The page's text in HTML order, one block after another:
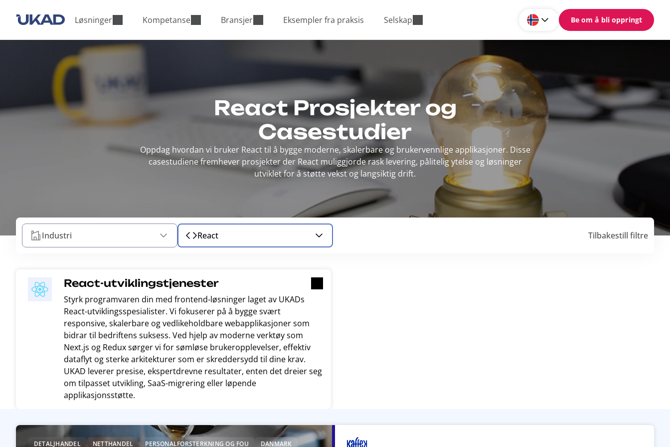
a
n
m
e
n
Løsninger Kompetanse Bransjer Eksempler fra praksis Selskap Be om å bli oppringt
React Prosjekter og
Casestudier
Oppdag hvordan vi bruker React til å bygge moderne, skalerbare og brukervennlige applikasjoner. Disse
casestudiene fremhever prosjekter der React muliggjorde rask levering, pålitelig ytelse og løsninger
utviklet for å støtte vekst og langsiktig drift.
Industri React Tilbakestill filtre
React-utviklingstjenester
Styrk programvaren din med frontend-løsninger laget av UKADs
React-utviklingsspesialister. Vi fokuserer på å bygge svært
responsive, skalerbare og vedlikeholdbare webapplikasjoner som
bidrar til bedriftens suksess. Ved hjelp av moderne verktøy som
Next.js og Redux sørger vi for sømløse brukeropplevelser, effektiv
dataflyt og sterke arkitekturer som er skreddersydd til dine krav.
UKAD leverer presise, ekspertdrevne resultater, enten det dreier seg
om tilpasset utvikling, SaaS-migrering eller løpende
applikasjonsstøtte.
R
DETALJHANDEL NETTHANDEL PERSONALFORSTERKNING OG FOU DANMARK